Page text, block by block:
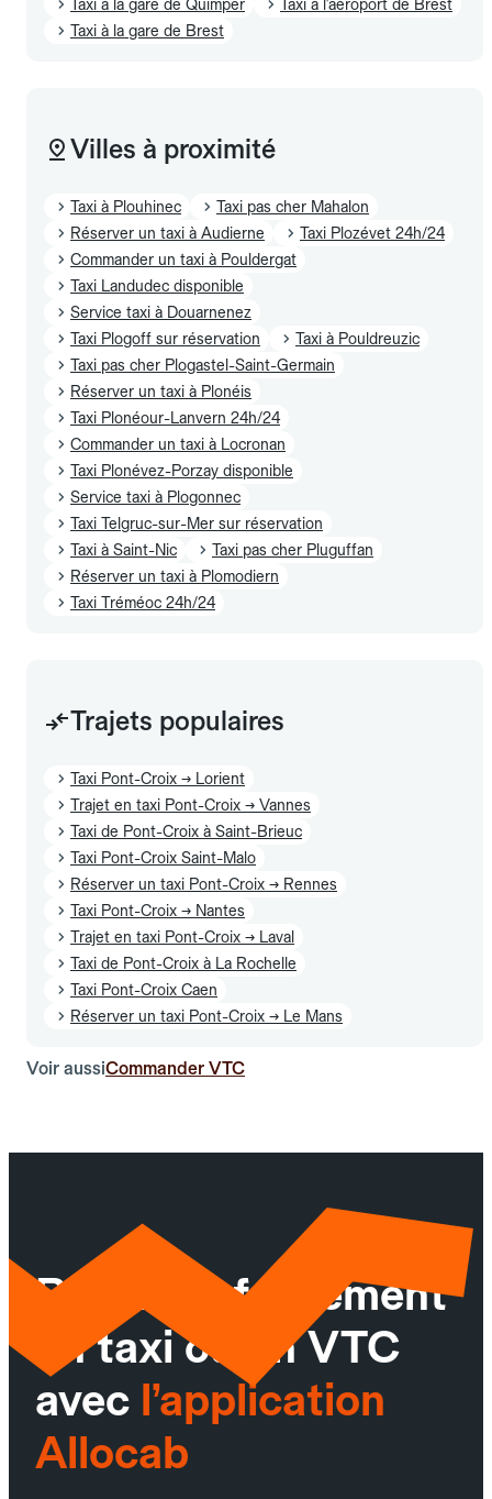
Taxi à la gare de Quimper
Taxi à l'aéroport de Brest
Taxi à la gare de Brest
Villes à proximité
Taxi à Plouhinec
Taxi pas cher Mahalon
Réserver un taxi à Audierne
Taxi Plozévet 24h/24
Commander un taxi à Pouldergat
Taxi Landudec disponible
Service taxi à Douarnenez
Taxi Plogoff sur réservation
Taxi à Pouldreuzic
Taxi pas cher Plogastel-Saint-Germain
Réserver un taxi à Plonéis
Taxi Plonéour-Lanvern 24h/24
Commander un taxi à Locronan
Taxi Plonévez-Porzay disponible
Service taxi à Plogonnec
Taxi Telgruc-sur-Mer sur réservation
Taxi à Saint-Nic
Taxi pas cher Pluguffan
Réserver un taxi à Plomodiern
Taxi Tréméoc 24h/24
Trajets populaires
Taxi Pont-Croix → Lorient
Trajet en taxi Pont-Croix → Vannes
Taxi de Pont-Croix à Saint-Brieuc
Taxi Pont-Croix Saint-Malo
Réserver un taxi Pont-Croix → Rennes
Taxi Pont-Croix → Nantes
Trajet en taxi Pont-Croix → Laval
Taxi de Pont-Croix à La Rochelle
Taxi Pont-Croix Caen
Réserver un taxi Pont-Croix → Le Mans
Voir aussiCommander VTC
Réservez facilement
un taxi ou un VTC
avec l’application
Allocab